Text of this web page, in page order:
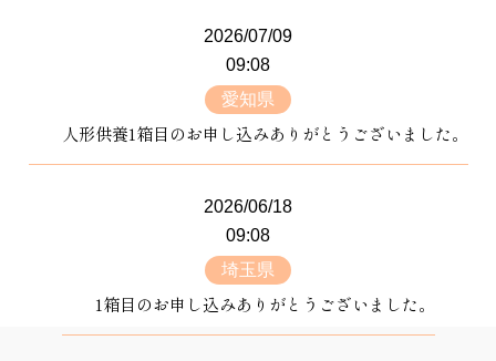
2026/07/09
09:08
愛知県
人形供養1箱目のお申し込みありがとうございました。
2026/06/18
09:08
埼玉県
1箱目のお申し込みありがとうございました。